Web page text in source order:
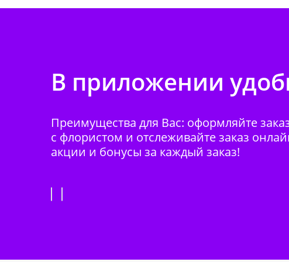
В приложении
Преимущества для Вас: оформляйте
с флористом и отслеживайте заказ
акции и бонусы за каждый заказ!